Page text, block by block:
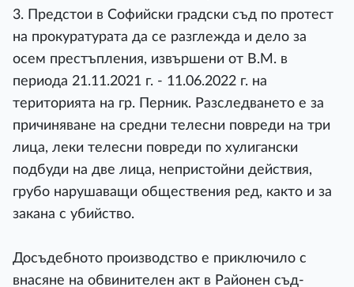
3. Предстои в Софийски градски съд по протест
на прокуратурата да се разглежда и дело за
осем престъпления, извършени от В.М. в
периода 21.11.2021 г. - 11.06.2022 г. на
територията на гр. Перник. Разследването е за
причиняване на средни телесни повреди на три
лица, леки телесни повреди по хулигански
подбуди на две лица, непристойни действия,
грубо нарушаващи обществения ред, както и за
закана с убийство.
Досъдебното производство е приключило с
внасяне на обвинителен акт в Районен съд-